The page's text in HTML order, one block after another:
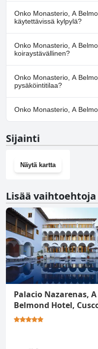
Ei, Monasterio, A Belmond
Onko Monasterio, A
käytettävissä kylpylä?
Ei, Monasterio, A Belmond
Onko Monasterio, A
koiraystävällinen?
Ei, Monasterio, A Belmond
Onko Monasterio, A
pysäköintitilaa?
Ei, Monasterio, A Belmond
pysäköintimahdollisuutta.
Onko Monasterio, A
Sijainti
Näytä kartta
Lisää vaihtoehtoja
Palacio Nazarenas, A
Belmond Hotel,